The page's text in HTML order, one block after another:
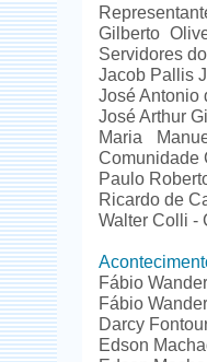
Gilberto
Servidores
Jacob Pallis
José Antonio
José Arthur
Maria
Comunidade
Paulo
Ricardo de
Walter Colli -
Fábio
Fábio
Darcy
Edson